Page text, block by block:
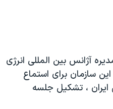
آژانس بين المللی انرژی
عضو اين سازمان برای استماع
ايران ، تشکيل جلسه